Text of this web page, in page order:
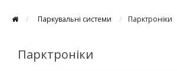
Паркувальні системи Парктроніки
Парктроніки